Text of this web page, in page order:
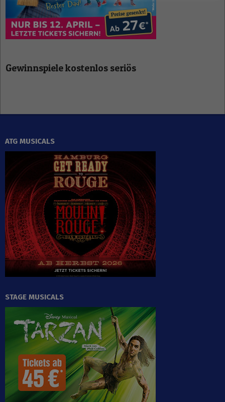
Gewinnspiele kostenlos seriös
ATG MUSICALS
STAGE MUSICALS